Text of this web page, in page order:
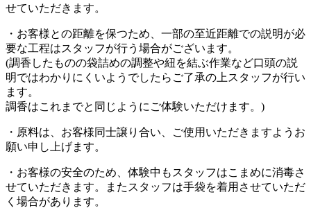
せていただきます。
・お客様との距離を保つため、一部の至近距離での説明が必
要な工程はスタッフが行う場合がございます。
(調香したものの袋詰めの調整や紐を結ぶ作業など口頭の説
明ではわかりにくいようでしたらご了承の上スタッフが行い
ます。
調香はこれまでと同じようにご体験いただけます。)
・原料は、お客様同士譲り合い、ご使用いただきますようお
願い申し上げます。
・お客様の安全のため、体験中もスタッフはこまめに消毒さ
せていただきます。またスタッフは手袋を着用させていただ
く場合があります。